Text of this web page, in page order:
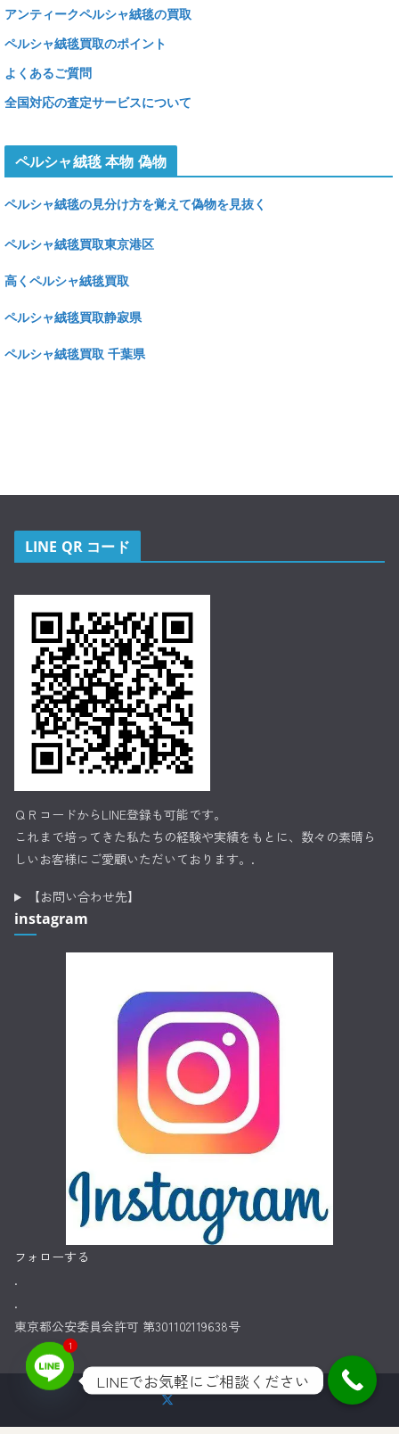
アンティークペルシャ絨毯の買取
ペルシャ絨毯買取のポイント
よくあるご質問
全国対応の査定サービスについて
ペルシャ絨毯 本物 偽物
ペルシャ絨毯の見分け方を覚えて偽物を見抜く
ペルシャ絨毯買取東京港区
高くペルシャ絨毯買取
ペルシャ絨毯買取静寂県
ペルシャ絨毯買取 千葉県
LINE QR コード
ＱＲコードからLINE登録も可能です。
これまで培ってきた私たちの経験や実績をもとに、数々の素晴ら
しいお客様にご愛顧いただいております。.
【お問い合わせ先】
instagram
フォローする
.
.
東京都公安委員会許可 第301102119638号
1
LINEでお気軽にご相談ください